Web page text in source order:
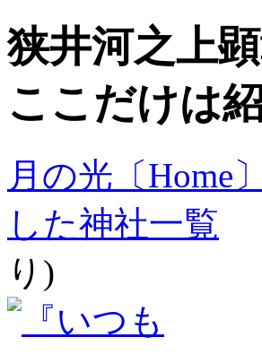
狭井河之上
ここだけは
月の光〔Home〕
した神社一覧
り)